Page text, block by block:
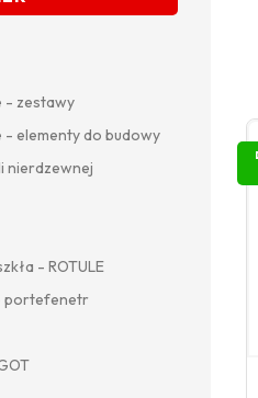
- zestawy
- elementy do budowy
nierdzewnej
- ROTULE
portefenetr